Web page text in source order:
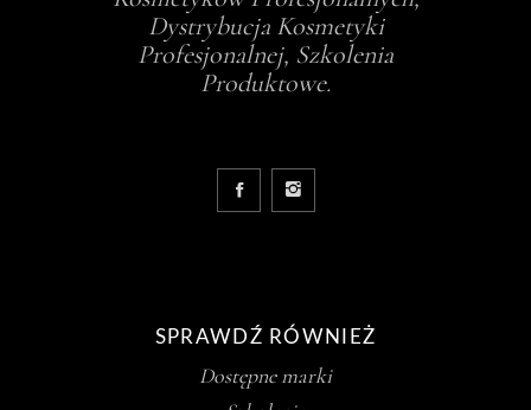
Dystrybucja Kosmetyki
Profesjonalnej, Szkolenia
Produktowe.
SPRAWDŹ RÓWNIEŻ
Dostępne marki